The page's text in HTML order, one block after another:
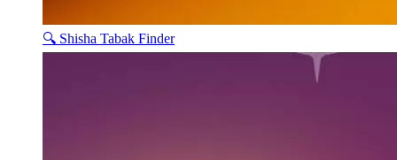
🔍 Shisha Tabak Finder